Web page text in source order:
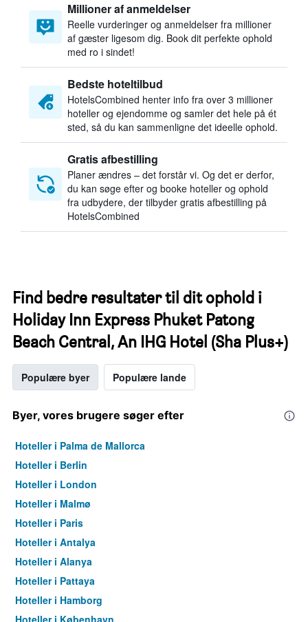
Millioner af anmeldelser
Reelle vurderinger og anmeldelser fra millioner
af gæster ligesom dig. Book dit perfekte ophold
med ro i sindet!
Bedste hoteltilbud
HotelsCombined henter info fra over 3 millioner
hoteller og ejendomme og samler det hele på ét
sted, så du kan sammenligne det ideelle ophold.
Gratis afbestilling
Planer ændres – det forstår vi. Og det er derfor,
du kan søge efter og booke hoteller og ophold
fra udbydere, der tilbyder gratis afbestilling på
HotelsCombined
Find bedre resultater til dit ophold i
Holiday Inn Express Phuket Patong
Beach Central, An IHG Hotel (Sha Plus+)
Populære byer Populære lande
Byer, vores brugere søger efter
Hoteller i Palma de Mallorca
Hoteller i Berlin
Hoteller i London
Hoteller i Malmø
Hoteller i Paris
Hoteller i Antalya
Hoteller i Alanya
Hoteller i Pattaya
Hoteller i Hamborg
Hoteller i København